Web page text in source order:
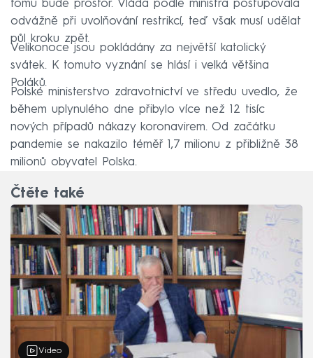
tomu bude prostor. Vláda podle ministra postupovala
odvážně při uvolňování restrikcí, teď však musí udělat
půl kroku zpět.
Velikonoce jsou pokládány za největší katolický
svátek. K tomuto vyznání se hlásí i velká většina
Poláků.
Polské ministerstvo zdravotnictví ve středu uvedlo, že
během uplynulého dne přibylo více než 12 tisíc
nových případů nákazy koronavirem. Od začátku
pandemie se nakazilo téměř 1,7 milionu z přibližně 38
milionů obyvatel Polska.
Čtěte také
Video